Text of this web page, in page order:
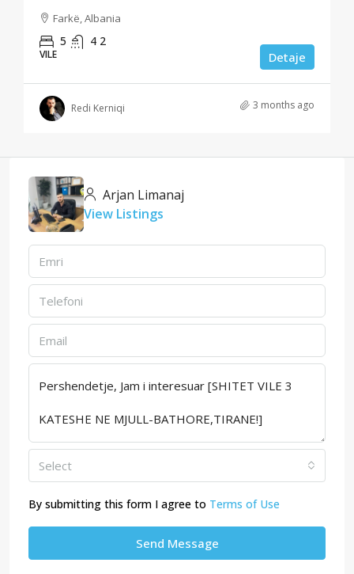
Farkë, Albania
5 4 2
VILE Detaje
Redi Kerniqi 3 months ago
Arjan Limanaj
View Listings
Select
By submitting this form I agree to Terms of Use
Send Message